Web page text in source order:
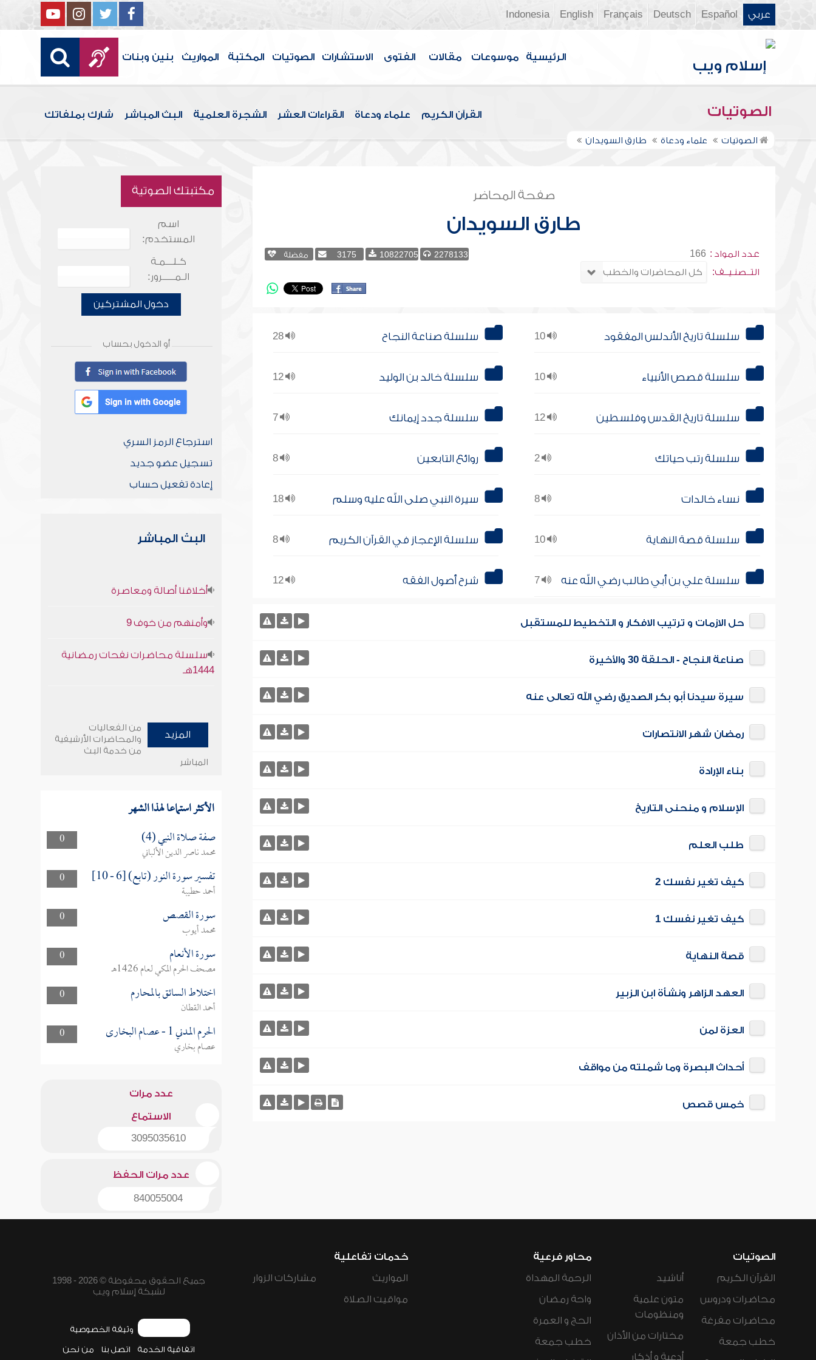
عربي Español
Deutsch
Français
English
Indonesia
الرئيسية موسوعات مقالات الفتوى الاستشارات الصوتيات المكتبة المواريث بنين وبنات
الصوتيات القرآن الكريم علماء ودعاة القراءات العشر الشجرة العلمية البث المباشر شارك بملفاتك
الصوتيات علماء ودعاة طارق السويدان
صفحة المحاضر
طارق السويدان
عدد المواد : 166
التــصنـيــف:
2278133
10822705
3175 مفضلة
10 سلسلة تاريخ الأندلس المفقود 28 سلسلة صناعة النجاح
10 سلسلة قصص الأنبياء 12 سلسلة خالد بن الوليد
12 سلسلة تاريخ القدس وفلسطين 7 سلسلة جدد إيمانك
2 سلسلة رتب حياتك 8 روائع التابعين
8 نساء خالدات 18 سيرة النبي صلى الله عليه وسلم
10 سلسلة قصة النهاية 8 سلسلة الإعجاز في القرآن الكريم
7 سلسلة علي بن أبي طالب رضي الله عنه 12 شرح أصول الفقه
حل الازمات و ترتيب الافكار و التخطيط للمستقبل
صناعة النجاح - الحلقة 30 والأخيرة
سيرة سيدنا أبو بكر الصديق رضي الله تعالى عنه
رمضان شهر الانتصارات
بناء الإرادة
الإسلام و منحنى التاريخ
طلب العلم
كيف تغير نفسك 2
كيف تغير نفسك 1
قصة النهاية
العهد الزاهر ونشأة ابن الزبير
العزة لمن
أحداث البصرة وما شملته من مواقف
خمس قصص
مكتبتك الصوتية
اسم
المستخدم:
كـلـــمـة
الـمـــــرور:
دخول المشتركين
أو الدخول بحساب
استرجاع الرمز السري
تسجيل عضو جديد
إعادة تفعيل حساب
البث المباشر
أخلاقنا أصالة ومعاصرة
وأمنهم من خوف 9
سلسلة محاضرات نفحات رمضانية
1444هـ
المزيد
من الفعاليات
والمحاضرات الأرشيفية
من خدمة البث
المباشر
الأكثر استماعا لهذا الشهر
0 صفة صلاة النبي (4)
محمد ناصر الدين الألباني
0
تفسير سورة النور (تابع) [6 - 10]
أحمد حطيبة
0
سورة القصص
محمد أيوب
0
سورة الأنعام
مصحف الحرم المكي لعام 1426هـ
0
اختلاط السائق بالمحارم
أحمد القطان
0
الحرم المدني 1 - عصام البخارى
عصام بخاري
عدد مرات
الاستماع
3095035610
عدد مرات الحفظ
840055004
الصوتيات
القرآن الكريم
محاضرات ودروس
محاضرات مفرغة
خطب جمعة
أناشيد
متون علمية
ومنظومات
مختارات من الأذان
أدعية و أذكار
محاور فرعية
الرحمة المهداة
واحة رمضان
الحج و العمرة
خطب جمعة
خدمات تفاعلية
المواريث
مواقيت الصلاة
مشاركات الزوار
جميع الحقوق محفوظة © 2026 - 1998
لشبكة إسلام ويب
وثيقة الخصوصية
اتفاقية الخدمة اتصل بنا من نحن